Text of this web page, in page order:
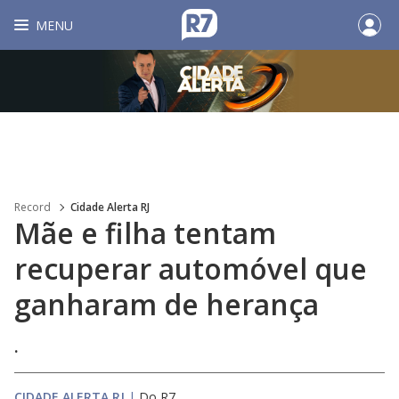
MENU
Record Cidade Alerta RJ
Mãe e filha tentam
recuperar automóvel que
ganharam de herança
.